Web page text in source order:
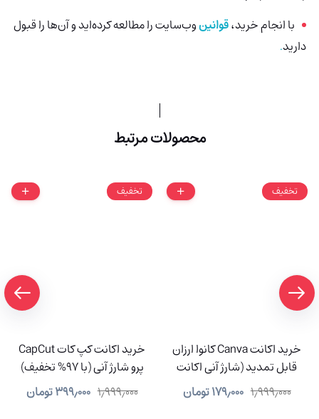
با انجام خرید،قوانینوب‌سایت را مطالعه کرده‌اید و آن‌ها را قبول
دارید.
محصولات مرتبط
تخفیف
خرید اکانت Canva کانوا ارزان
قابل تمدید (شارژ آنی اکانت
شما) ۱٫۹۹۹٫۰۰۰ ۱۷۹٫۰۰۰تومان
تخفیف
خرید اکانت کپ کات CapCut
پرو شارژ آنی (با 97% تخفیف)
۱٫۹۹۹٫۰۰۰ ۳۹۹٫۰۰۰تومان